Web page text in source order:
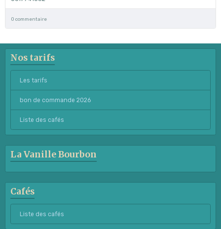
0 commentaire
Nos tarifs
Les tarifs
bon de commande 2026
Liste des cafés
La Vanille Bourbon
Cafés
Liste des cafés